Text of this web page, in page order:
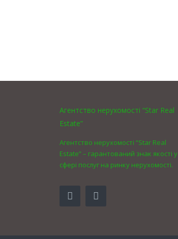
Агентство нерухомості “Star Real
Estate”
Агентство нерухомості “Star Real
Estate” – гарантований знак якості у
сфері послуг на ринку нерухомості.